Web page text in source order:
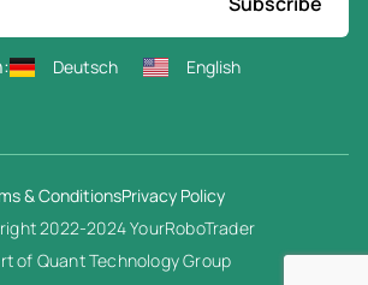
Deutsch English
& ConditionsPrivacy Policy
2022-2024 YourRoboTrader
of Quant Technology Group